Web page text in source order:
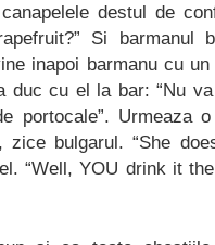
destul de
Si barmanul
inapoi barmanu cu
duc cu el la bar: “Nu
portocale”. Urmeaza o
zice bulgarul. “She
“Well, YOU drink it